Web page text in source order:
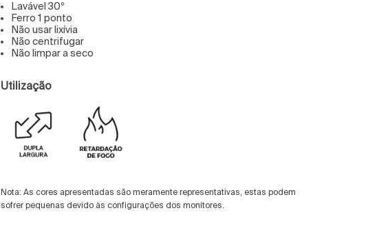
Lavável 30º
Ferro 1 ponto
Não usar lixívia
Não centrifugar
Não limpar a seco
Utilização
Nota: As cores apresentadas são meramente representativas, estas podem
sofrer pequenas devido às configurações dos monitores.